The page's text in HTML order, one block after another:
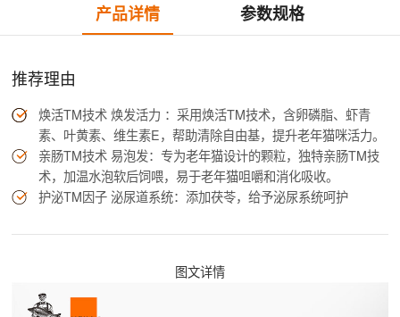
产品详情 参数规格
推荐理由
焕活TM技术 焕发活力 ：采用焕活TM技术，含卵磷脂、虾青
素、叶黄素、维生素E，帮助清除自由基，提升老年猫咪活力。
亲肠TM技术 易泡发：专为老年猫设计的颗粒，独特亲肠TM技
术，加温水泡软后饲喂，易于老年猫咀嚼和消化吸收。
护泌TM因子 泌尿道系统：添加茯苓，给予泌尿系统呵护
图文详情